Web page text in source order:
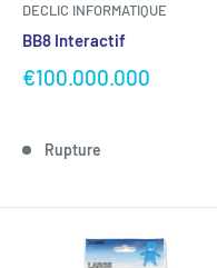
DECLIC INFORMATIQUE
BB8 Interactif
€100.000.000
Rupture